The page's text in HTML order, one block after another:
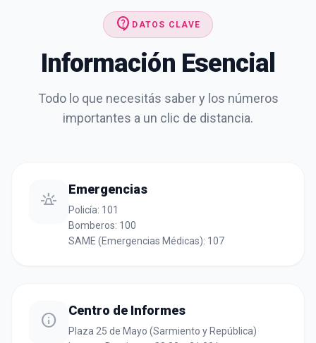
contact_support DATOS CLAVE
Información Esencial
Todo lo que necesitás saber y los números
importantes a un clic de distancia.
e911_emergency
Emergencias
Policía: 101
Bomberos: 100
SAME (Emergencias Médicas): 107
info
Centro de Informes
Plaza 25 de Mayo (Sarmiento y República)